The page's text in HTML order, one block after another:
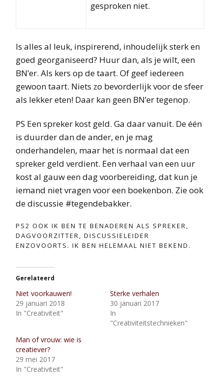
gesproken niet.
Is alles al leuk, inspirerend, inhoudelijk sterk en
goed georganiseerd? Huur dan, als je wilt, een
BN’er. Als kers op de taart. Of geef iedereen
gewoon taart. Niets zo bevorderlijk voor de sfeer
als lekker eten! Daar kan geen BN’er tegenop.
PS Een spreker kost geld. Ga daar vanuit. De één
is duurder dan de ander, en je mag
onderhandelen, maar het is normaal dat een
spreker geld verdient. Een verhaal van een uur
kost al gauw een dag voorbereiding, dat kun je
iemand niet vragen voor een boekenbon. Zie ook
de discussie #tegendebakker.
PS2 OOK IK BEN TE BENADEREN ALS SPREKER,
DAGVOORZITTER, DISCUSSIELEIDER
ENZOVOORTS. IK BEN HELEMAAL NIET BEKEND.
Gerelateerd
Niet voorkauwen!
29 januari 2018
In "Creativiteit"
Sterke verhalen
30 januari 2017
In
"Creativiteitstechnieken"
Man of vrouw: wie is
creatiever?
29 mei 2017
In "Creativiteit"